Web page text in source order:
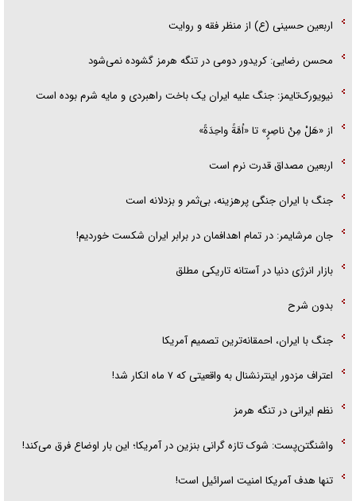
اربعین حسینی (ع) از منظر فقه و روایت
محسن رضایی: کریدور دومی در تنگه هرمز گشوده نمی‌شود
نیویورک‌تایمز: جنگ علیه ایران یک باخت راهبردی و مایه شرم بوده است
از «هَلْ مِنْ ناصِرٍ» تا «اُمَّةً واحِدَةً»
اربعین مصداق قدرت نرم است
جنگ با ایران جنگی پرهزینه، بی‌ثمر و بزدلانه است
جان مرشایمر: در تمام اهدافمان در برابر ایران شکست خوردیم!
بازار انرژی دنیا در آستانه تاریکی مطلق
بدون شرح
جنگ با ایران، احمقانه‌ترین تصمیم آمریکا
اعتراف مزدور اینترنشنال به واقعیتی که ۷ ماه انکار شد!
نظم ایرانی در تنگه هرمز
واشنگتن‌پست: شوک تازه گرانی بنزین در آمریکا؛ این بار اوضاع فرق می‌کند!
تنها هدف آمریکا امنیت اسرائیل است!